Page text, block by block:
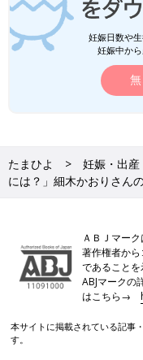
妊娠日数や
妊娠中か
たまひよ 妊娠・出産
には？」細木かおりさん
ＡＢＪマー
著作権者か
であること
ABJマークの
はこちら→
本サイトに掲載されている記事
す。